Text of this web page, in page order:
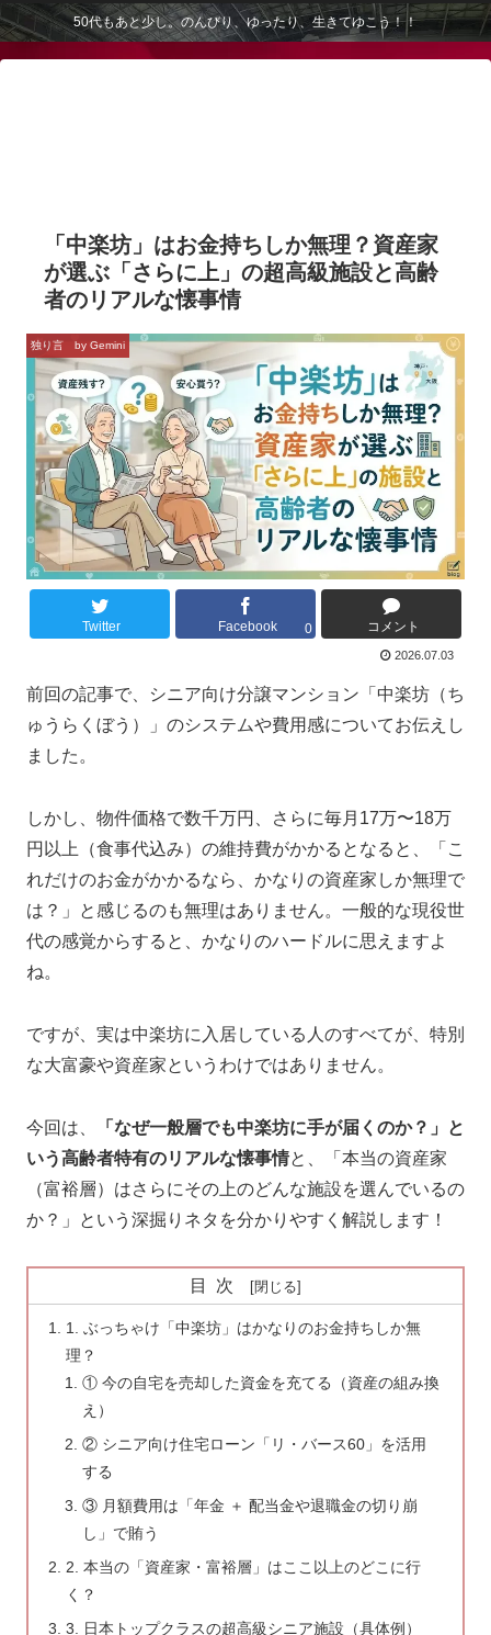
50代もあと少し。のんびり、ゆったり、生きてゆこう！！
「中楽坊」はお金持ちしか無理？資産家
が選ぶ「さらに上」の超高級施設と高齢
者のリアルな懐事情
独り言 by Gemini
Twitter Facebook 0 コメント
2026.07.03
前回の記事で、シニア向け分譲マンション「中楽坊（ち
ゅうらくぼう）」のシステムや費用感についてお伝えし
ました。
しかし、物件価格で数千万円、さらに毎月17万〜18万
円以上（食事代込み）の維持費がかかるとなると、「こ
れだけのお金がかかるなら、かなりの資産家しか無理で
は？」と感じるのも無理はありません。一般的な現役世
代の感覚からすると、かなりのハードルに思えますよ
ね。
ですが、実は中楽坊に入居している人のすべてが、特別
な大富豪や資産家というわけではありません。
今回は、
「なぜ一般層でも中楽坊に手が届くのか？」と
いう高齢者特有のリアルな懐事情と、「本当の資産家
（富裕層）はさらにその上のどんな施設を選んでいるの
か？」という深掘りネタを分かりやすく解説します！
目次
1. ぶっちゃけ「中楽坊」はかなりのお金持ちしか無
理？
① 今の自宅を売却した資金を充てる（資産の組み換
え）
② シニア向け住宅ローン「リ・バース60」を活用
する
③ 月額費用は「年金 ＋ 配当金や退職金の切り崩
し」で賄う
2. 本当の「資産家・富裕層」はここ以上のどこに行
く？
3. 日本トップクラスの超高級シニア施設（具体例）